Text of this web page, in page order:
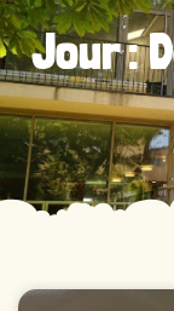
Jour :